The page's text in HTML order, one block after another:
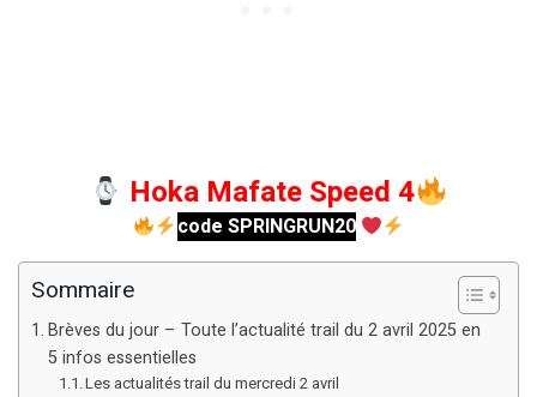
Hoka Mafate Speed 4
code SPRINGRUN20
Sommaire
Brèves du jour – Toute l’actualité trail du 2 avril 2025 en
5 infos essentielles
Les actualités trail du mercredi 2 avril